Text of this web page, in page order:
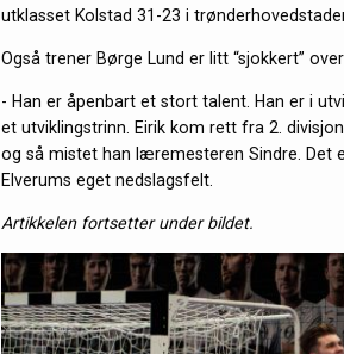
utklasset Kolstad 31-23 i
Også trener Børge Lund er litt “sjokkert” over
- Han er åpenbart et stort talent. Han er i
et utviklingstrinn. Eirik kom rett fra 2.
og så mistet han læremesteren Sindre.
Elverums eget nedslagsfelt.
Artikkelen fortsetter under bildet.